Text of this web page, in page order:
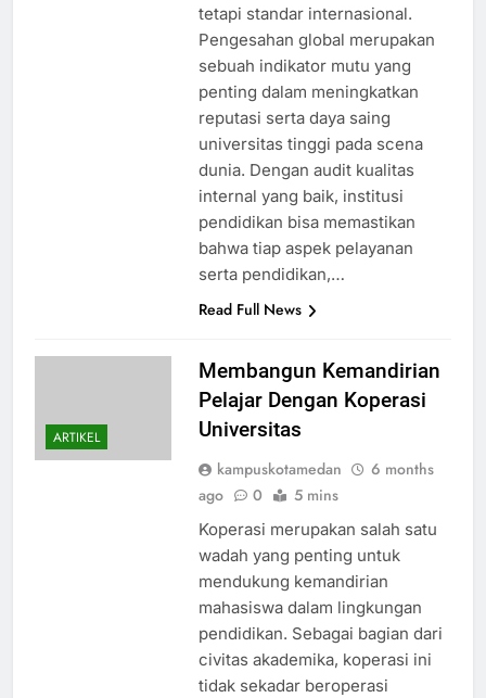
tetapi standar internasional.
Pengesahan global merupakan
sebuah indikator mutu yang
penting dalam meningkatkan
reputasi serta daya saing
universitas tinggi pada scena
dunia. Dengan audit kualitas
internal yang baik, institusi
pendidikan bisa memastikan
bahwa tiap aspek pelayanan
serta pendidikan,…
Read Full News
ARTIKEL
Membangun Kemandirian
Pelajar Dengan Koperasi
Universitas
kampuskotamedan
6 months
ago
0 5 mins
Koperasi merupakan salah satu
wadah yang penting untuk
mendukung kemandirian
mahasiswa dalam lingkungan
pendidikan. Sebagai bagian dari
civitas akademika, koperasi ini
tidak sekadar beroperasi